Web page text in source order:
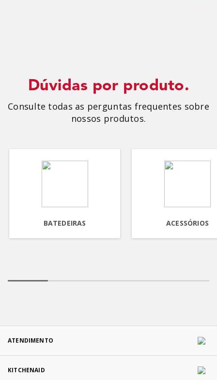
Dúvidas por produto.
Consulte todas as perguntas frequentes sobre
nossos produtos.
BATEDEIRAS ACESSÓRIOS
ATENDIMENTO
KITCHENAID